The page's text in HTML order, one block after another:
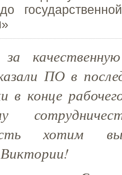
за
ПО в
в конце
хотим